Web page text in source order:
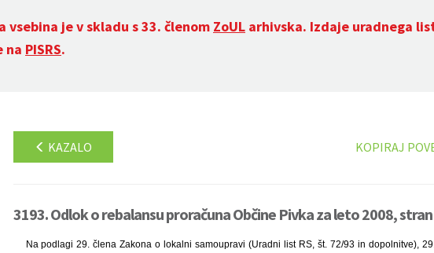
vsebina je v skladu s 33. členom ZoUL arhivska. Izdaje uradnega
na PISRS.
KAZALO KOPIRAJ
3193. Odlok o rebalansu proračuna Občine Pivka za leto 2008,
Na podlagi 29. člena Zakona o lokalni samoupravi (Uradni list RS, št. 72/93 in dopolnitve),